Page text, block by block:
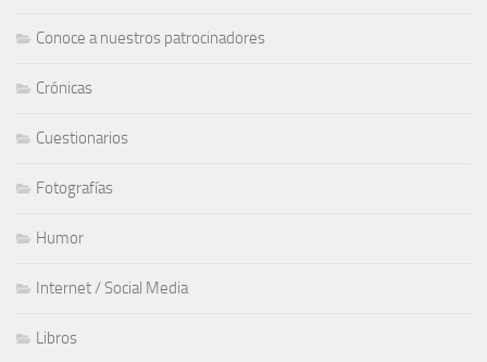
Conoce a nuestros patrocinadores
Crónicas
Cuestionarios
Fotografías
Humor
Internet / Social Media
Libros